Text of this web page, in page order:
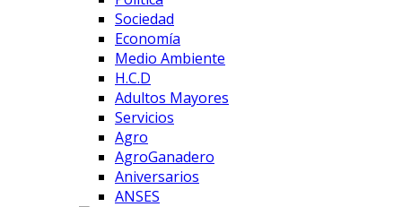
Sociedad
Economía
Medio Ambiente
H.C.D
Adultos Mayores
Servicios
Agro
AgroGanadero
Aniversarios
ANSES